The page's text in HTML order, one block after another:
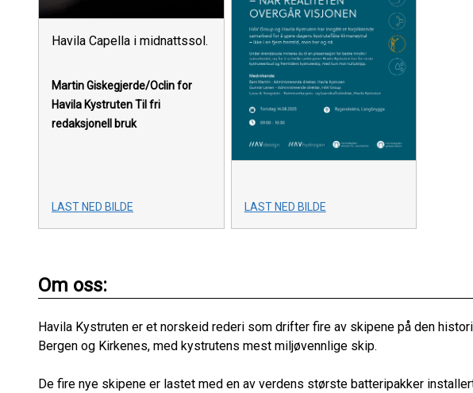
Havila Capella i midnattssol.
Martin Giskegjerde/Oclin for
Havila KystrutenTil fri
redaksjonell bruk
LAST NED BILDE LAST NED BILDE
Om oss:
Havila Kystruten er et norskeid rederi som drifter fire av skipene på den
Bergen og Kirkenes, med kystrutens mest miljøvennlige skip.
De fire nye skipene er lastet med en av verdens største batteripakker